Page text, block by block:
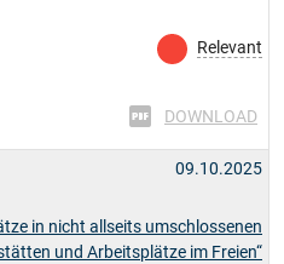
Relevant
DOWNLOAD
09.10.2025
in nicht allseits umschlossenen
und Arbeitsplätze im Freien“